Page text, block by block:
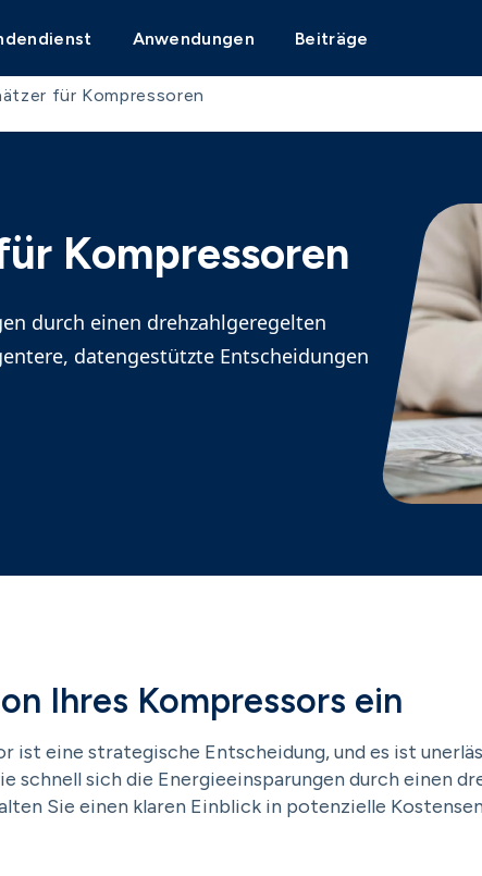
Anwendungen Beiträge
für Kompressoren
Kompressoren
durch einen drehzahlgeregelten
datengestützte Entscheidungen
Ihres Kompressors ein
eine strategische Entscheidung, und es ist
sich die Energieeinsparungen durch einen
Sie einen klaren Einblick in potenzielle